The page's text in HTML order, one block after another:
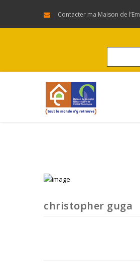
Contacter ma Maison de
christopher guga